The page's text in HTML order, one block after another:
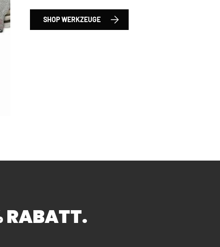
SHOP WERKZEUGE
RABATT.